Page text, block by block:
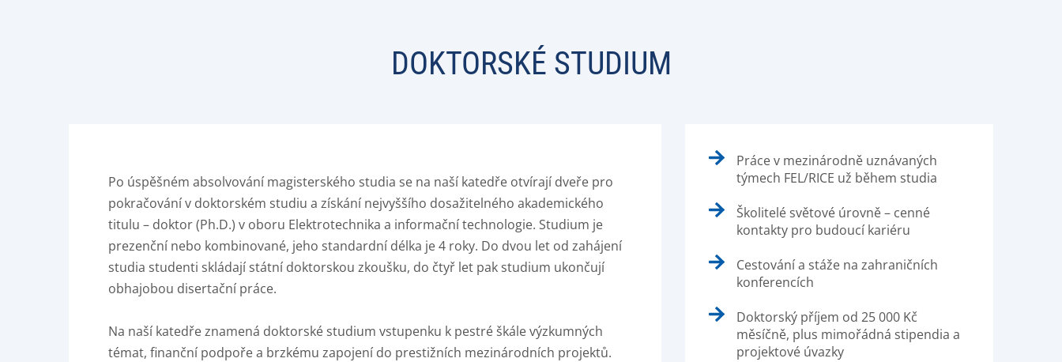
DOKTORSKÉ STUDIUM
Po úspěšném absolvování magisterského studia se na naší katedře otvírají dveře pro
pokračování v doktorském studiu a získání nejvyššího dosažitelného akademického
titulu – doktor (Ph.D.) v oboru Elektrotechnika a informační technologie. Studium je
prezenční nebo kombinované, jeho standardní délka je 4 roky. Do dvou let od zahájení
studia studenti skládají státní doktorskou zkoušku, do čtyř let pak studium ukončují
obhajobou disertační práce.
Na naší katedře znamená doktorské studium vstupenku k pestré škále výzkumných
témat, finanční podpoře a brzkému zapojení do prestižních mezinárodních projektů.
Práce v mezinárodně uznávaných
týmech FEL/RICE už během studia
Školitelé světové úrovně – cenné
kontakty pro budoucí kariéru
Cestování a stáže na zahraničních
konferencích
Doktorský příjem od 25 000 Kč
měsíčně, plus mimořádná stipendia a
projektové úvazky